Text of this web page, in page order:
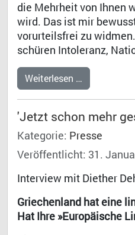
die Mehrheit von Ihnen
wird. Das ist mir
vorurteilsfrei zu
schüren Intoleranz,
Weiterlesen …
'Jetzt schon mehr
Kategorie: Presse
Veröffentlicht: 31.
Interview mit Diether
Griechenland hat eine
Hat Ihre »Europäische